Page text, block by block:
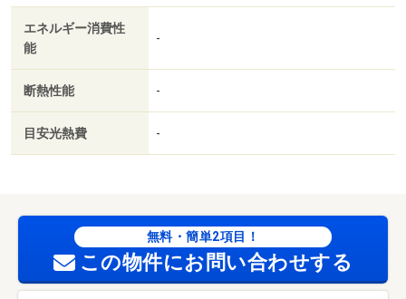
保証等：加入要（ジェイリース 月額総賃料の５０％（最
低２５０００円）、１０００円／月）・鍵交換代：あり２
２，０００円～・収納はクロゼット・シューズボックスな
室内設備はエアコン・フローリングなど大変充実しており
ます。眺望良好で景色が楽しめます。/室内清掃費用 60000
エネルギー消費性
能
-
断熱性能 -
目安光熱費 -
無料・簡単2項目！
この物件にお問い合わせする